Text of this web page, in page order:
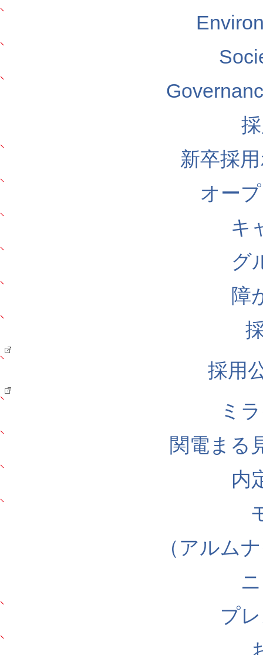
新卒採
オー
キ
グ
障
採用
ミ
関電まる
内
（アルム
プ